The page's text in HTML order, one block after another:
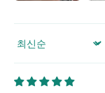
Sort by